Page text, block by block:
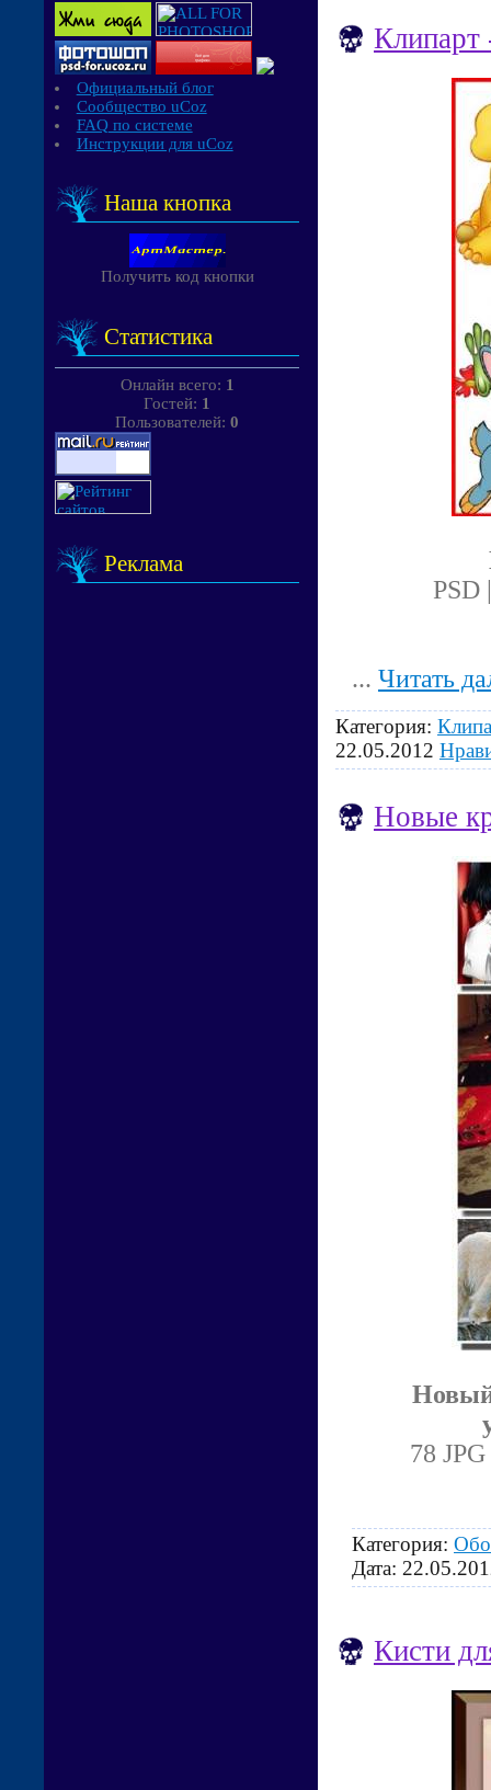
Официальный блог
Сообщество uCoz
FAQ по системе
Инструкции для uCoz
Наша кнопка
Получить код кнопки
Статистика
Онлайн всего: 1
Гостей: 1
Пользователей: 0
Реклама
Клипарт
PSD
... Читать
Категория:
22.05.2012
Новые
78
Категория:
Дата:
Кисти